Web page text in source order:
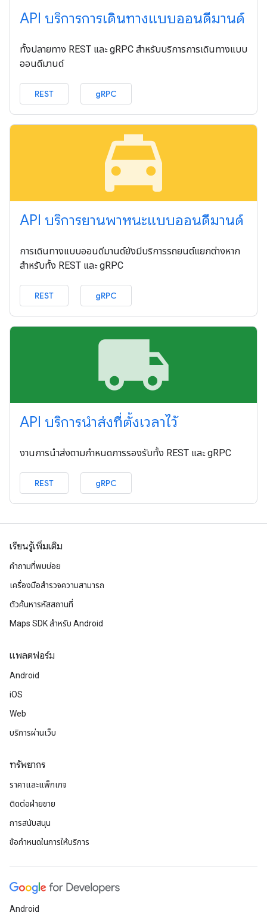
API บริการการเดินทางแบบออนดีมานด์
ทั้งปลายทาง REST และ gRPC สำหรับบริการการเดินทางแบบ
ออนดีมานด์
REST gRPC
local_taxi
API บริการยานพาหนะแบบออนดีมานด์
การเดินทางแบบออนดีมานด์ยังมีบริการรถยนต์แยกต่างหาก
สำหรับทั้ง REST และ gRPC
REST gRPC
local_shipping
API บริการนำส่งที่ตั้งเวลาไว้
งานการนำส่งตามกำหนดการรองรับทั้ง REST และ gRPC
REST gRPC
เรียนรู้เพิ่มเติม
คำถามที่พบบ่อย
เครื่องมือสำรวจความสามารถ
ตัวค้นหารหัสสถานที่
Maps SDK สำหรับ Android
แพลตฟอร์ม
Android
iOS
Web
บริการผ่านเว็บ
ทรัพยากร
ราคาและแพ็กเกจ
ติดต่อฝ่ายขาย
การสนับสนุน
ข้อกำหนดในการให้บริการ
Android